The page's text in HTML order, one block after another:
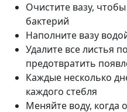
Очистите вазу,
бактерий
Наполните вазу
Удалите все листья
предотвратить
Каждые несколько
каждого стебля
Меняйте воду, когда